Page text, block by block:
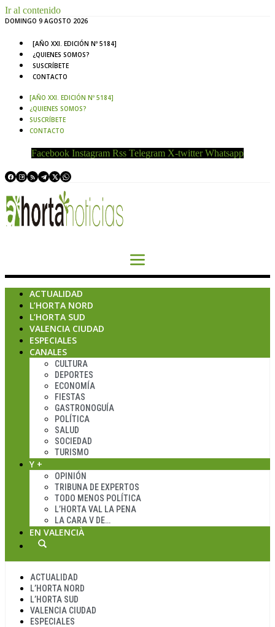
Ir al contenido
DOMINGO 9 AGOSTO 2026
[AÑO XXI. EDICIÓN Nº 5184]
¿QUIENES SOMOS?
SUSCRÍBETE
CONTACTO
[AÑO XXI. EDICIÓN Nº 5184]
¿QUIENES SOMOS?
SUSCRÍBETE
CONTACTO
Facebook Instagram Rss Telegram X-twitter Whatsapp
ACTUALIDAD
L’HORTA NORD
L’HORTA SUD
VALENCIA CIUDAD
ESPECIALES
CANALES
CULTURA
DEPORTES
ECONOMÍA
FIESTAS
GASTRONOGUÍA
POLÍTICA
SALUD
SOCIEDAD
TURISMO
Y +
OPINIÓN
TRIBUNA DE EXPERTOS
TODO MENOS POLÍTICA
L’HORTA VAL LA PENA
LA CARA V DE…
EN VALENCIÀ
ACTUALIDAD
L’HORTA NORD
L’HORTA SUD
VALENCIA CIUDAD
ESPECIALES